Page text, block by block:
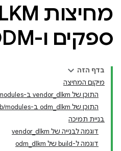
ספקים ו-ODM
בדף הזה
מיקום המחיצה
התוכן של vendor_dlkm ב-‎ /vendor/lib/modules
התוכן של odm_dlkm ב-‎ /odm/lib/modules
בניית תמיכה
דוגמה לבנייה של vendor_dlkm
דוגמה ל-build של odm_dlkm